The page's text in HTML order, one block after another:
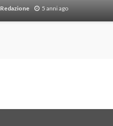
Redazione 5 anni ago